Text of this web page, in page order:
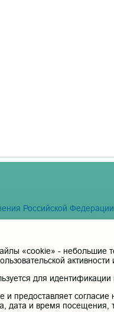
Российской Федерации
терапия
«cookie» - небольшие
для идентификации
предоставляет
и время посещения,